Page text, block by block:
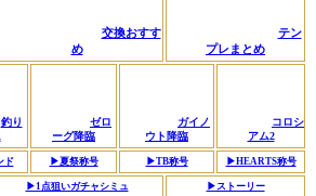
交換おすす
め
テン
プレまとめ
釣り
ゼロ
ーグ降臨
ガイノ
ウト降臨
コロシ
アム2
ド ▶︎夏祭称号 ▶︎TB称号 ▶︎HEARTS称号
▶︎1点狙いガチャシミュ ▶︎ストーリー